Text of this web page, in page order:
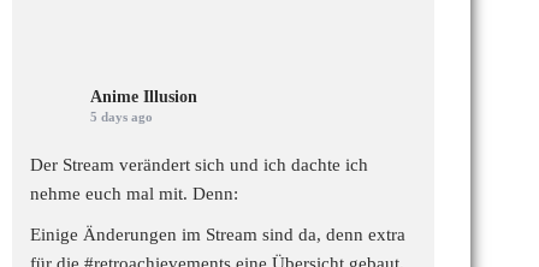
Anime Illusion
5 days ago
Der Stream verändert sich und ich dachte ich
nehme euch mal mit. Denn:
Einige Änderungen im Stream sind da, denn extra